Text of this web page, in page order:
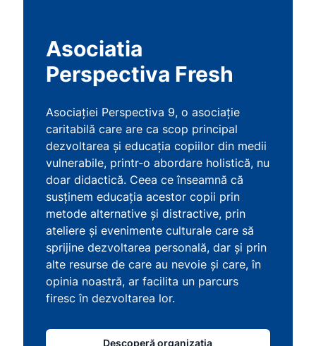
Asociatia
Perspectiva Fresh
Asociației Perspectiva 9, o asociație
caritabilă care are ca scop principal
dezvoltarea și educația copiilor din medii
vulnerabile, printr-o abordare holistică, nu
doar didactică. Ceea ce înseamnă că
susținem educația acestor copii prin
metode alternative și distractive, prin
ateliere și evenimente culturale care să
sprijine dezvoltarea personală, dar și prin
alte resurse de care au nevoie și care, în
opinia noastră, ar facilita un parcurs
firesc în dezvoltarea lor.
Descoperă organizația